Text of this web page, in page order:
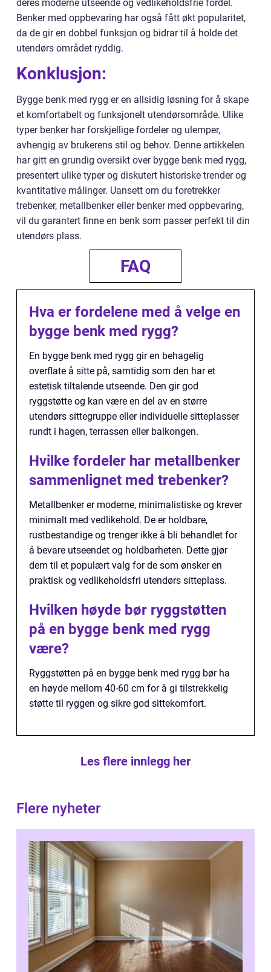
deres moderne utseende og vedlikeholdsfrie fordel.
Benker med oppbevaring har også fått økt popularitet,
da de gir en dobbel funksjon og bidrar til å holde det
utendørs området ryddig.
Konklusjon:
Bygge benk med rygg er en allsidig løsning for å skape
et komfortabelt og funksjonelt utendørsområde. Ulike
typer benker har forskjellige fordeler og ulemper,
avhengig av brukerens stil og behov. Denne artikkelen
har gitt en grundig oversikt over bygge benk med rygg,
presentert ulike typer og diskutert historiske trender og
kvantitative målinger. Uansett om du foretrekker
trebenker, metallbenker eller benker med oppbevaring,
vil du garantert finne en benk som passer perfekt til din
utendørs plass.
FAQ
Hva er fordelene med å velge en
bygge benk med rygg?
En bygge benk med rygg gir en behagelig
overflate å sitte på, samtidig som den har et
estetisk tiltalende utseende. Den gir god
ryggstøtte og kan være en del av en større
utendørs sittegruppe eller individuelle sitteplasser
rundt i hagen, terrassen eller balkongen.
Hvilke fordeler har metallbenker
sammenlignet med trebenker?
Metallbenker er moderne, minimalistiske og krever
minimalt med vedlikehold. De er holdbare,
rustbestandige og trenger ikke å bli behandlet for
å bevare utseendet og holdbarheten. Dette gjør
dem til et populært valg for de som ønsker en
praktisk og vedlikeholdsfri utendørs sitteplass.
Hvilken høyde bør ryggstøtten
på en bygge benk med rygg
være?
Ryggstøtten på en bygge benk med rygg bør ha
en høyde mellom 40-60 cm for å gi tilstrekkelig
støtte til ryggen og sikre god sittekomfort.
Les flere innlegg her
Flere nyheter